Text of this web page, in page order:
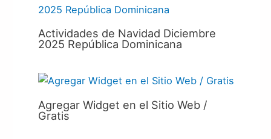
Actividades de Navidad Diciembre
2025 República Dominicana
Agregar Widget en el Sitio Web /
Gratis